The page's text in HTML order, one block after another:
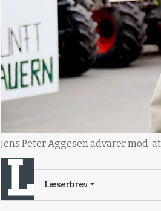
Jens Peter Aggesen advarer
Læserbrev